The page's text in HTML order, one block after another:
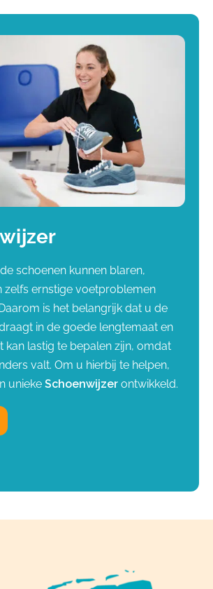
schoenen kunnen blaren,
zelfs ernstige voetproblemen
is het belangrijk dat u de
in de goede lengtemaat en
kan lastig te bepalen zijn, omdat
valt. Om u hierbij te helpen,
unieke Schoenwijzer ontwikkeld.